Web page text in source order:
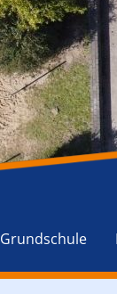
Grundschule